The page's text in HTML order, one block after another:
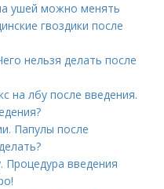
ушей можно менять
гвоздики после
нельзя делать после
на лбу после введения.
Папулы после
Процедура введения